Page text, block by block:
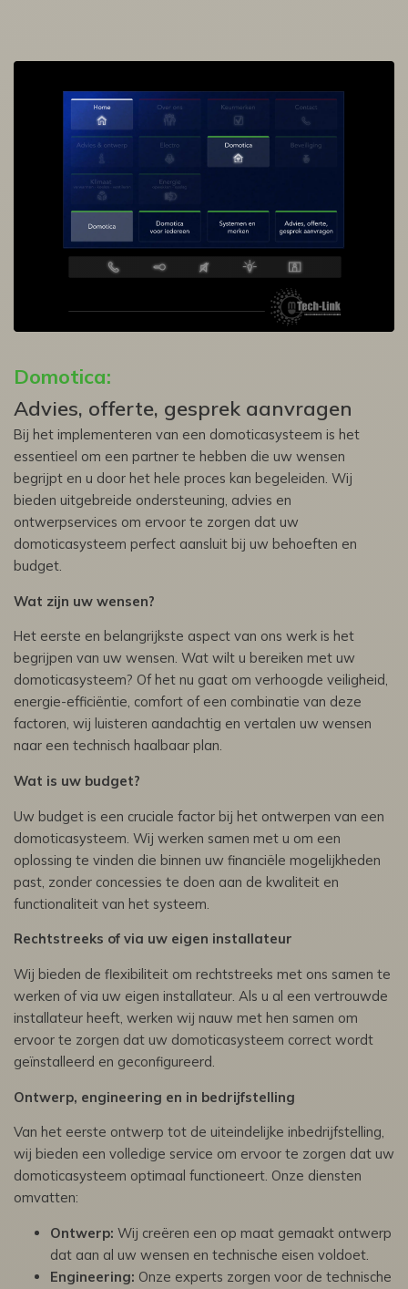
Domotica:
Advies, offerte, gesprek aanvragen
Bij het implementeren van een domoticasysteem is het
essentieel om een partner te hebben die uw wensen
begrijpt en u door het hele proces kan begeleiden. Wij
bieden uitgebreide ondersteuning, advies en
ontwerpservices om ervoor te zorgen dat uw
domoticasysteem perfect aansluit bij uw behoeften en
budget.
Wat zijn uw wensen?
Het eerste en belangrijkste aspect van ons werk is het
begrijpen van uw wensen. Wat wilt u bereiken met uw
domoticasysteem? Of het nu gaat om verhoogde veiligheid,
energie-efficiëntie, comfort of een combinatie van deze
factoren, wij luisteren aandachtig en vertalen uw wensen
naar een technisch haalbaar plan.
Wat is uw budget?
Uw budget is een cruciale factor bij het ontwerpen van een
domoticasysteem. Wij werken samen met u om een
oplossing te vinden die binnen uw financiële mogelijkheden
past, zonder concessies te doen aan de kwaliteit en
functionaliteit van het systeem.
Rechtstreeks of via uw eigen installateur
Wij bieden de flexibiliteit om rechtstreeks met ons samen te
werken of via uw eigen installateur. Als u al een vertrouwde
installateur heeft, werken wij nauw met hen samen om
ervoor te zorgen dat uw domoticasysteem correct wordt
geïnstalleerd en geconfigureerd.
Ontwerp, engineering en in bedrijfstelling
Van het eerste ontwerp tot de uiteindelijke inbedrijfstelling,
wij bieden een volledige service om ervoor te zorgen dat uw
domoticasysteem optimaal functioneert. Onze diensten
omvatten:
Ontwerp: Wij creëren een op maat gemaakt ontwerp
dat aan al uw wensen en technische eisen voldoet.
Engineering: Onze experts zorgen voor de technische